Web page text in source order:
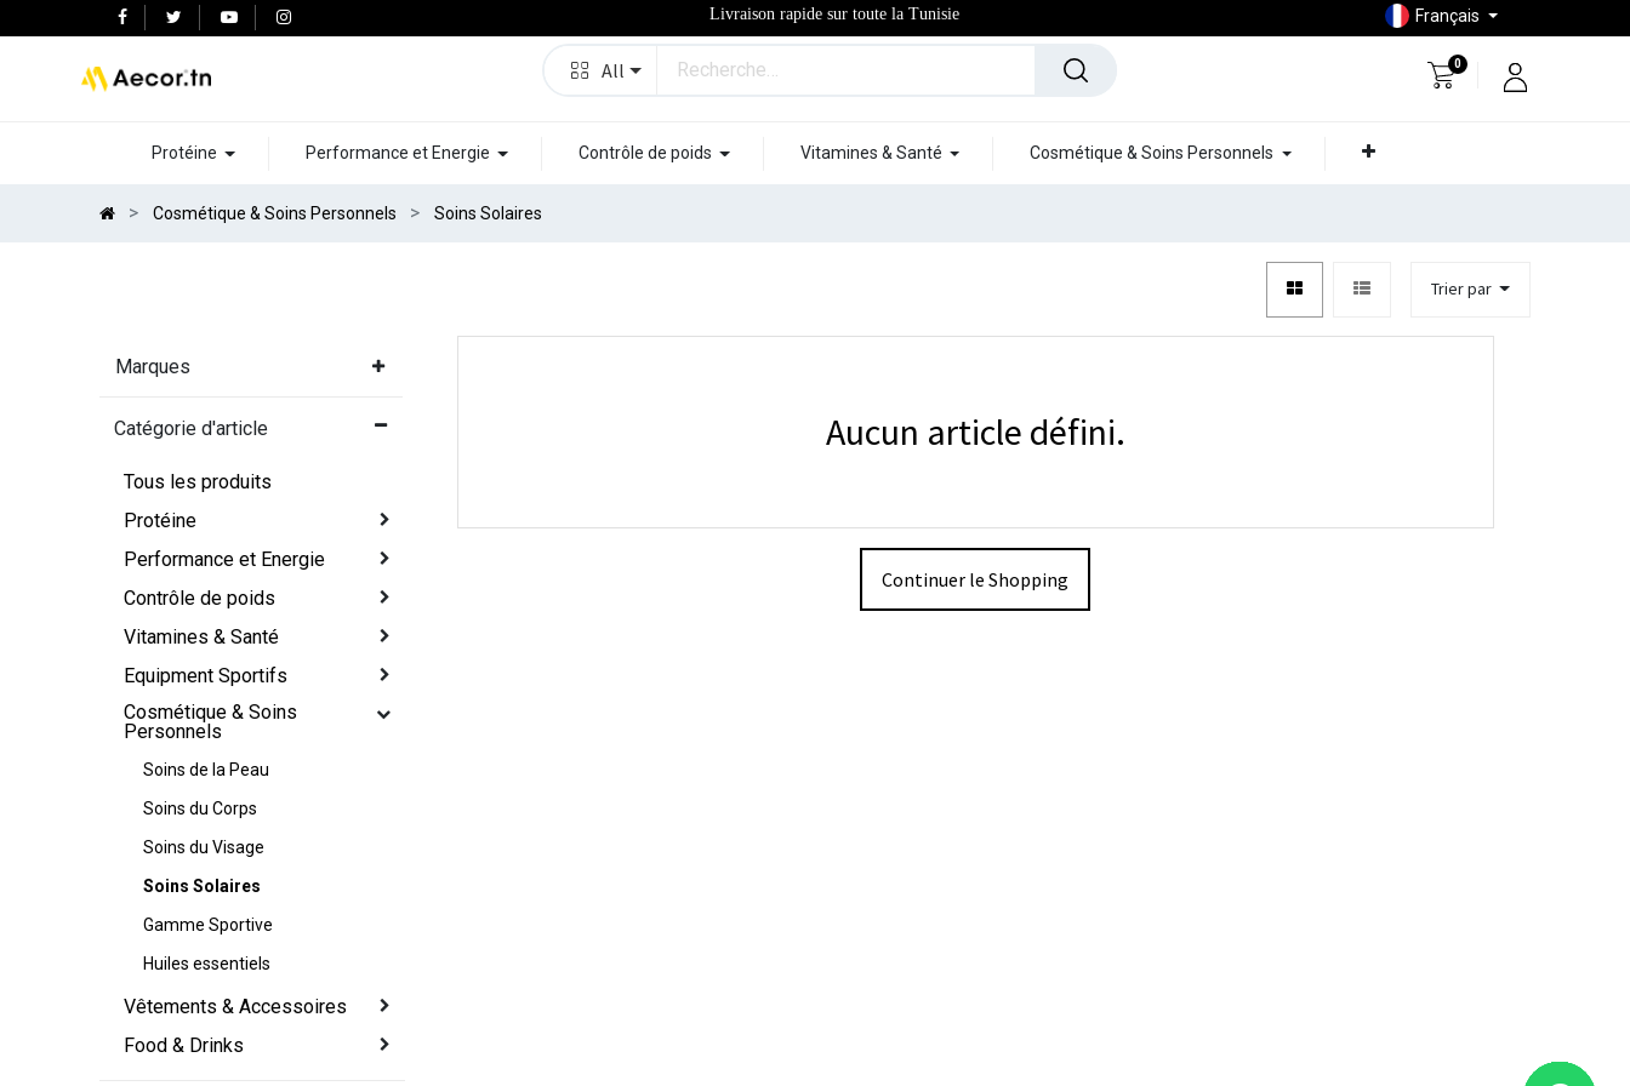
Livraison rapide sur toute la Tunisie Français
All 0
Protéine Performance et Energie Contrôle de poids Vitamines & Santé Cosmétique & Soins Personnels
Cosmétique & Soins Personnels Soins Solaires
Trier par
Marques
Catégorie d'article
Tous les produits
Protéine
Performance et Energie
Contrôle de poids
Vitamines & Santé
Equipment Sportifs
Cosmétique & Soins
Personnels
Soins de la Peau
Soins du Corps
Soins du Visage
Soins Solaires
Gamme Sportive
Huiles essentiels
Vêtements & Accessoires
Food & Drinks
Aucun article défini.
Continuer le Shopping